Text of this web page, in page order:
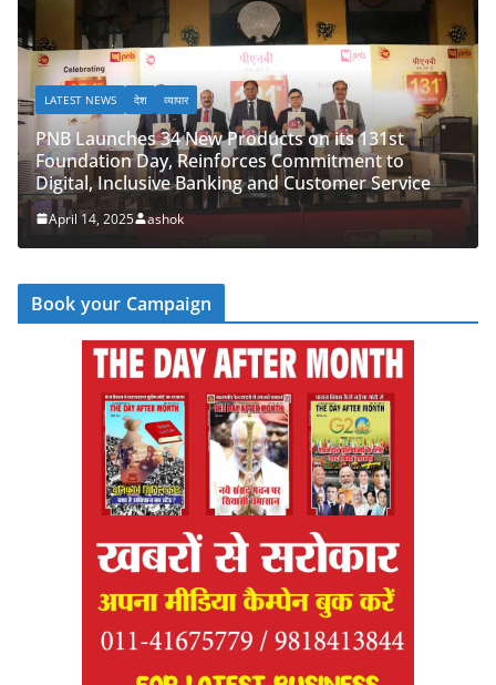
on its 131st
Commitment to
Customer Service
LATEST NEWS देश व्यापार
PNB Half Marathon 2025
‘Cyber Run’ for a Digitally
April 14, 2025
Book your Campaign